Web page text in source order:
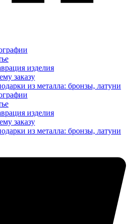
изделия
заказу
из металла: бронзы, латуни
изделия
заказу
из металла: бронзы, латуни